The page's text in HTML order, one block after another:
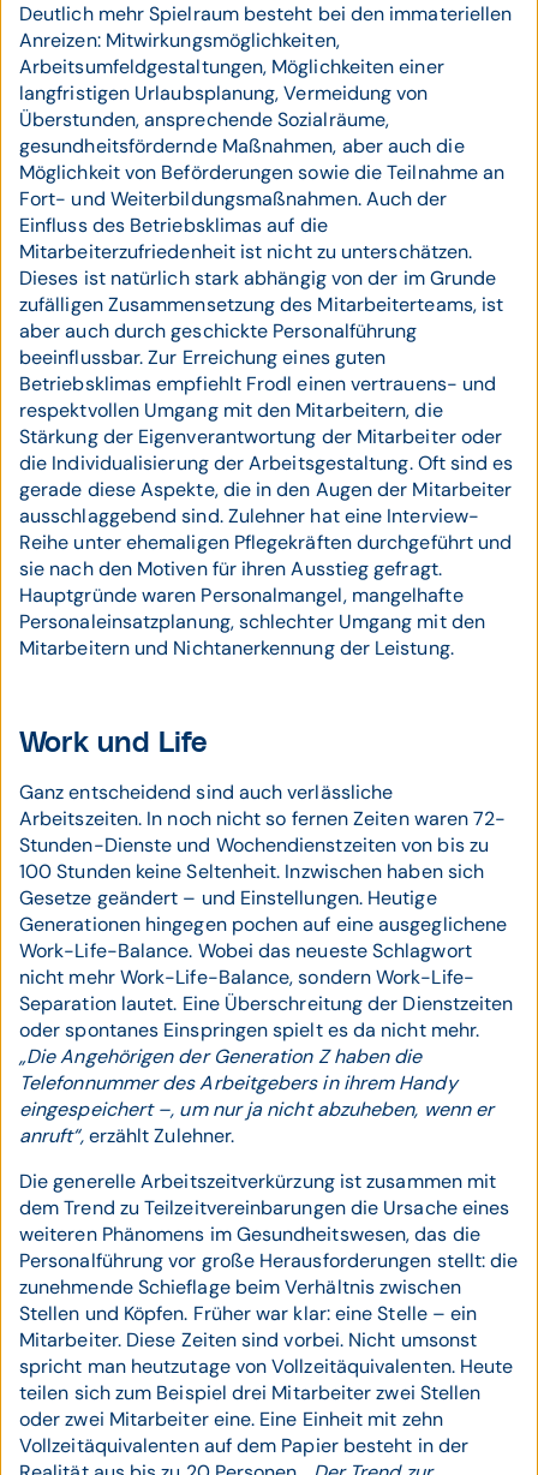
Deutlich mehr Spielraum besteht bei den immateriellen
Anreizen: Mitwirkungsmöglichkeiten,
Arbeitsumfeldgestaltungen, Möglichkeiten einer
langfristigen Urlaubsplanung, Vermeidung von
Überstunden, ansprechende Sozialräume,
gesundheitsfördernde Maßnahmen, aber auch die
Möglichkeit von Beförderungen sowie die Teilnahme an
Fort- und Weiterbildungsmaßnahmen. Auch der
Einfluss des Betriebsklimas auf die
Mitarbeiterzufriedenheit ist nicht zu unterschätzen.
Dieses ist natürlich stark abhängig von der im Grunde
zufälligen Zusammensetzung des Mitarbeiterteams, ist
aber auch durch geschickte Personalführung
beeinflussbar. Zur Erreichung eines guten
Betriebsklimas empfiehlt Frodl einen vertrauens- und
respektvollen Umgang mit den Mitarbeitern, die
Stärkung der Eigenverantwortung der Mitarbeiter oder
die Individualisierung der Arbeitsgestaltung. Oft sind es
gerade diese Aspekte, die in den Augen der Mitarbeiter
ausschlaggebend sind. Zulehner hat eine Interview-
Reihe unter ehemaligen Pflegekräften durchgeführt und
sie nach den Motiven für ihren Ausstieg gefragt.
Hauptgründe waren Personalmangel, mangelhafte
Personaleinsatzplanung, schlechter Umgang mit den
Mitarbeitern und Nichtanerkennung der Leistung.
Work und Life
Ganz entscheidend sind auch verlässliche
Arbeitszeiten. In noch nicht so fernen Zeiten waren 72-
Stunden-Dienste und Wochendienstzeiten von bis zu
100 Stunden keine Seltenheit. Inzwischen haben sich
Gesetze geändert – und Einstellungen. Heutige
Generationen hingegen pochen auf eine ausgeglichene
Work-Life-Balance. Wobei das neueste Schlagwort
nicht mehr Work-Life-Balance, sondern Work-Life-
Separation lautet. Eine Überschreitung der Dienstzeiten
oder spontanes Einspringen spielt es da nicht mehr.
„Die Angehörigen der Generation Z haben die
Telefonnummer des Arbeitgebers in ihrem Handy
eingespeichert –, um nur ja nicht abzuheben, wenn er
anruft“,erzählt Zulehner.
Die generelle Arbeitszeitverkürzung ist zusammen mit
dem Trend zu Teilzeitvereinbarungen die Ursache eines
weiteren Phänomens im Gesundheitswesen, das die
Personalführung vor große Herausforderungen stellt: die
zunehmende Schieflage beim Verhältnis zwischen
Stellen und Köpfen. Früher war klar: eine Stelle – ein
Mitarbeiter. Diese Zeiten sind vorbei. Nicht umsonst
spricht man heutzutage von Vollzeitäquivalenten. Heute
teilen sich zum Beispiel drei Mitarbeiter zwei Stellen
oder zwei Mitarbeiter eine. Eine Einheit mit zehn
Vollzeitäquivalenten auf dem Papier besteht in der